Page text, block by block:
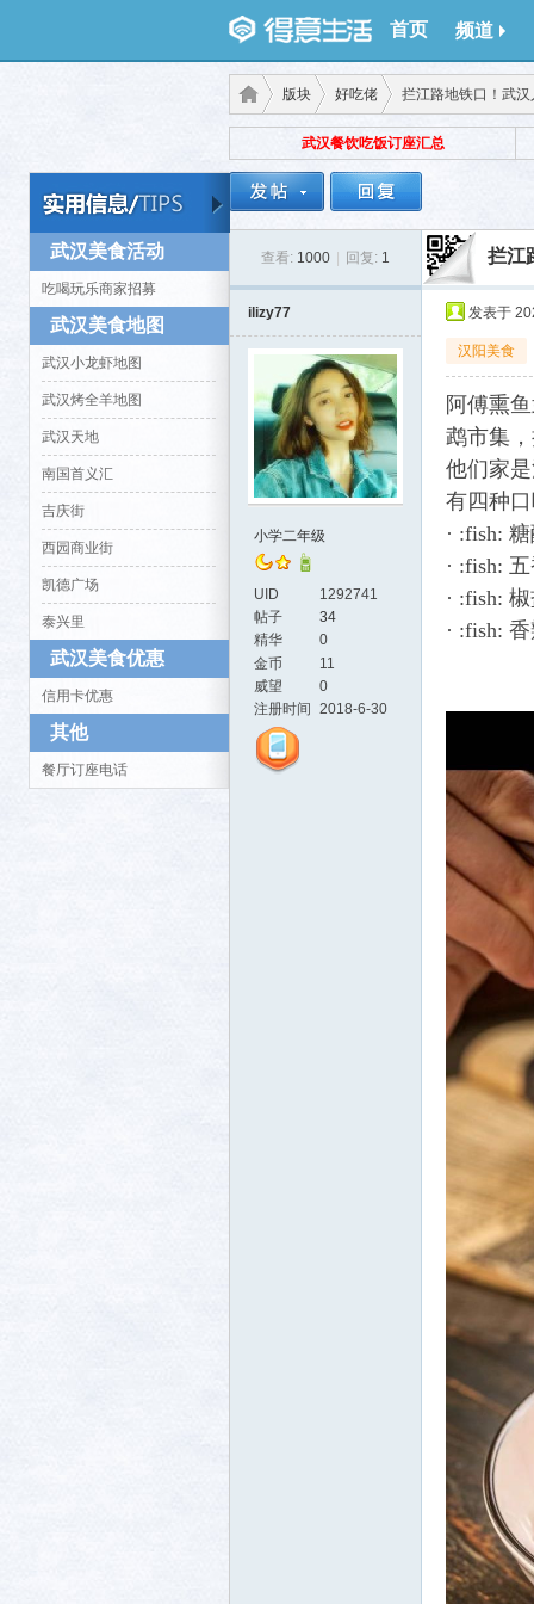
首页 频道
得意 ›
版块 好吃佬
›
拦江路地铁口！武
武汉餐饮吃饭订座汇总
武汉美食活动
吃喝玩乐商家招募
武汉美食地图
武汉小龙虾地图
武汉烤全羊地图
武汉天地
南国首义汇
吉庆街
西园商业街
凯德广场
泰兴里
武汉美食优惠
信用卡优惠
其他
餐厅订座电话
查看: 1000 回复: 1 拦江
ilizy77
小学二年级
UID
1292741
帖子
34
精华
0
金币
11
威望
0
注册时间
2018-6-30
发表于
汉阳美食
阿傅熏
鹉市集
他们家
有四种
· :fish:
· :fish:
· :fish:
· :fish: